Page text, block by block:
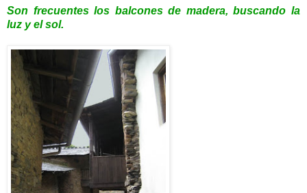
Son frecuentes los balcones de madera, buscando la
luz y el sol.